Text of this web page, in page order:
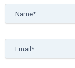
Name*
Email*